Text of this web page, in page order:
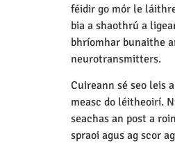
féidir go mór le
bia a shaothrú a
bhríomhar bunaithe
neurotransmitters.
Cuireann sé seo leis
measc do léitheoirí.
seachas an post a
spraoi agus ag scor